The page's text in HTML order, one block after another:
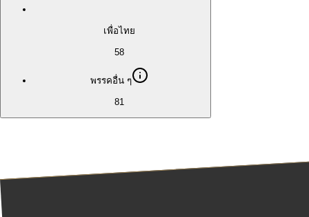
เพื่อไทย
58
พรรคอื่น ๆ
81